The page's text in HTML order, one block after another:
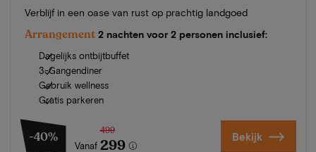
Verblijf in een oase van rust op prachtig landgoed
Arrangement 2 nachten voor 2 personen inclusief:
Dagelijks ontbijtbuffet
3-Gangendiner
Gebruik wellness
Gratis parkeren
-40%
Vanaf
499
299 Bekijk